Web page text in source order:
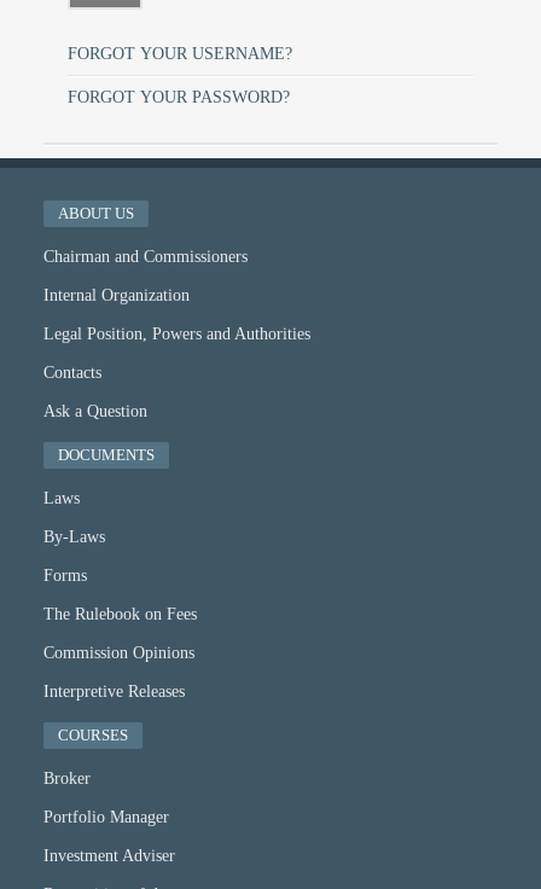
FORGOT YOUR USERNAME?
FORGOT YOUR PASSWORD?
ABOUT US
Chairman and Commissioners
Internal Organization
Legal Position, Powers and Authorities
Contacts
Ask a Question
DOCUMENTS
Laws
By-Laws
Forms
The Rulebook on Fees
Commission Opinions
Interpretive Releases
COURSES
Broker
Portfolio Manager
Investment Adviser